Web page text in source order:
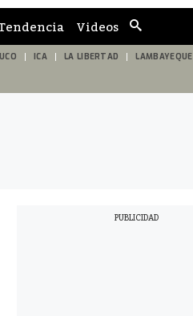
de
búsqueda
Videos
ICA LA LIBERTAD LAMBAYEQUE